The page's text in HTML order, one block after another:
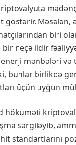
göstərir. Məsələn,
biri
neçə ildir
mənbələri və
bunlar birlikdə
üçün uyğun
hökuməti
sərgiləyib,
standartlarını